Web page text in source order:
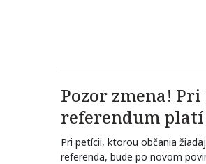
Pozor zmena!
referendum
Pri petícii, ktorou občania
referenda, bude po novom